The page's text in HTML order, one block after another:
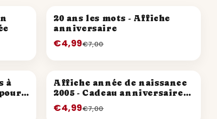
PROMO
20 ans les mots - Affiche
anniversaire
€4,99€7,00
à
PROMO
Affiche année de naissance
2005 - Cadeau anniversaire
21 ans
€4,99€7,00